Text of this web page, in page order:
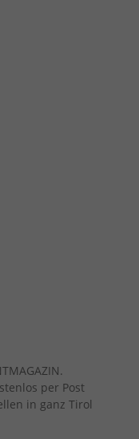
per Post
in ganz Tirol